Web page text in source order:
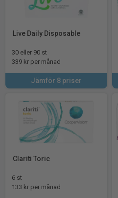
Live Daily Disposable
30 eller 90 st
339 kr per månad
Jämför 8 priser
Clariti Toric
6 st
133 kr per månad